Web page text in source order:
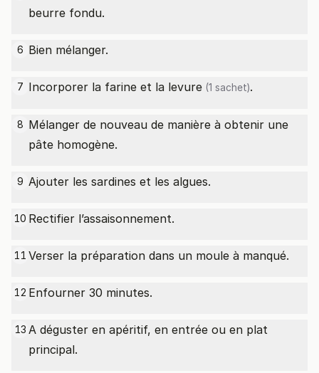
beurre fondu.
6 Bien mélanger.
7 Incorporer la farine et la levure (1 sachet).
8 Mélanger de nouveau de manière à obtenir une
pâte homogène.
9 Ajouter les sardines et les algues.
10 Rectifier l’assaisonnement.
11 Verser la préparation dans un moule à manqué.
12 Enfourner 30 minutes.
13 A déguster en apéritif, en entrée ou en plat
principal.